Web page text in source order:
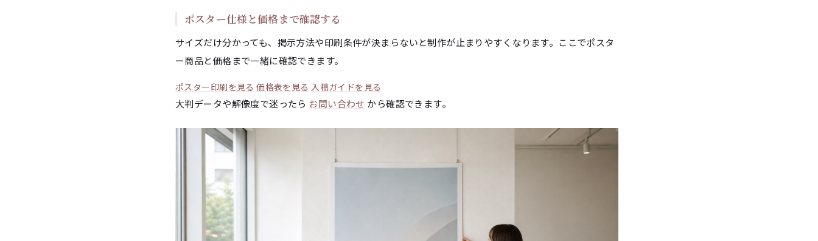
ポスター仕様と価格まで確認する
サイズだけ分かっても、掲示方法や印刷条件が決まらないと制作が止まりやすくなります。ここでポスタ
ー商品と価格まで一緒に確認できます。
ポスター印刷を見る 価格表を見る 入稿ガイドを見る
大判データや解像度で迷ったら お問い合わせ から確認できます。